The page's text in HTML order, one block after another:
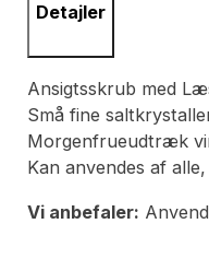
Detajler
Ansigtsskrub med
Små fine
Morgenfrueudtræk
Kan anvendes af
Vi anbefaler: